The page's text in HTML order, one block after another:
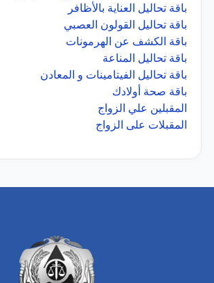
باقة تحاليل العناية بالأظافر
باقة تحاليل القولون العصبي
باقة الكشف عن الهرمونات
باقة تحاليل المناعة
باقة تحاليل الفيتامينات و المعادن
باقة صحة أولادك
المقبلين علي الزواج
المقبلات على الزواج